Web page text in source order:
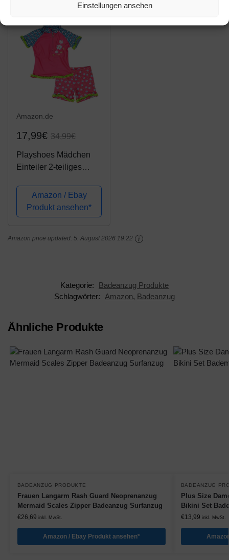
Einstellungen ansehen
Mädchen (0-8 Jahre),
Amazon.de
17,99€ 34,99€
Playshoes Mädchen
Einteiler 2-teiliges
bestehend aus
Badeshirt und allover
Badeshorts, UV-Schutz
Oeko-Tex Standard
Amazon / Ebay
Produkt ansehen*
Amazon price updated: 5. August 2026 19:22
Kategorie:
Badeanzug Produkte
Schlagwörter:
Amazon, Badeanzug
Ähnliche Produkte
BADEANZUG PRODUKTE
Frauen Langarm Rash Guard Neoprenanzug
Mermaid Scales Zipper Badeanzug Surfanzug
€26,69 inkl. MwSt.
Amazon / Ebay Produkt ansehen*
BADEANZUG
Plus Size
Bikini Set
€13,99 inkl. MwSt.